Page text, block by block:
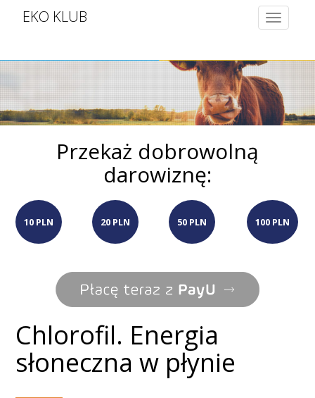
EKO KLUB
Toggle
Przekaż dobrowolną
darowiznę:
10 PLN 20 PLN 50 PLN 100 PLN
Chlorofil. Energia
słoneczna w płynie